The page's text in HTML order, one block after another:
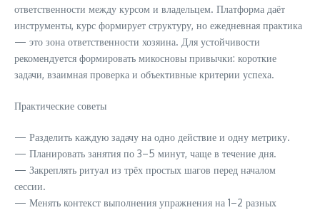
ответственности между курсом и владельцем. Платформа даёт
инструменты, курс формирует структуру, но ежедневная практика
— это зона ответственности хозяина. Для устойчивости
рекомендуется формировать микосновы привычки: короткие
задачи, взаимная проверка и объективные критерии успеха.
Практические советы
— Разделить каждую задачу на одно действие и одну метрику.
— Планировать занятия по 3–5 минут, чаще в течение дня.
— Закреплять ритуал из трёх простых шагов перед началом
сессии.
— Менять контекст выполнения упражнения на 1–2 разных